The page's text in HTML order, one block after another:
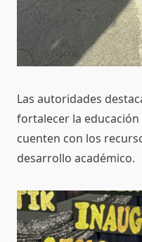
Las autoridades
fortalecer la
cuenten con los
desarrollo académico.